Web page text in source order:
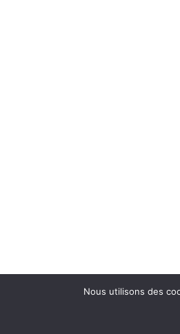
Nous utilisons des